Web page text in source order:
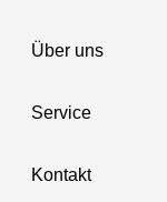
Über uns
Service
Kontakt